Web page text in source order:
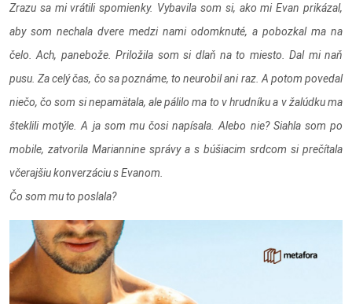
Zrazu sa mi vrátili spomienky. Vybavila som si, ako mi Evan prikázal,
aby som nechala dvere medzi nami odomknuté, a pobozkal ma na
čelo. Ach, panebože. Priložila som si dlaň na to miesto. Dal mi naň
pusu. Za celý čas, čo sa poznáme, to neurobil ani raz. A potom povedal
niečo, čo som si nepamätala, ale pálilo ma to v hrudníku a v žalúdku ma
šteklili motýle. A ja som mu čosi napísala. Alebo nie? Siahla som po
mobile, zatvorila Mariannine správy a s búšiacim srdcom si prečítala
včerajšiu konverzáciu s Evanom.
Čo som mu to poslala?